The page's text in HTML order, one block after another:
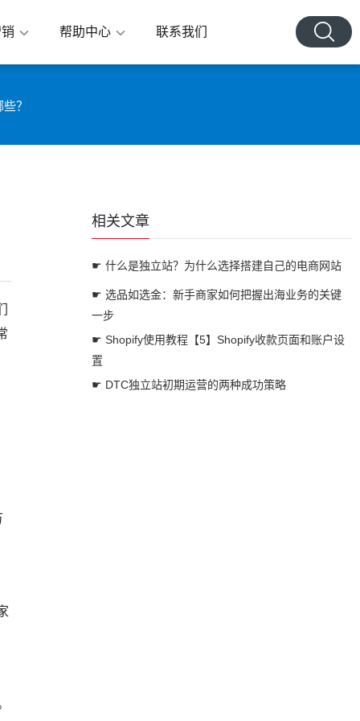
帮助中心 联系我们
？
相关文章
☛ 什么是独立站？为什么选择搭建自己的电商网站
☛ 选品如选金：新手商家如何把握出海业务的关键
一步
☛ Shopify使用教程【5】Shopify收款页面和账户设
置
☛ DTC独立站初期运营的两种成功策略